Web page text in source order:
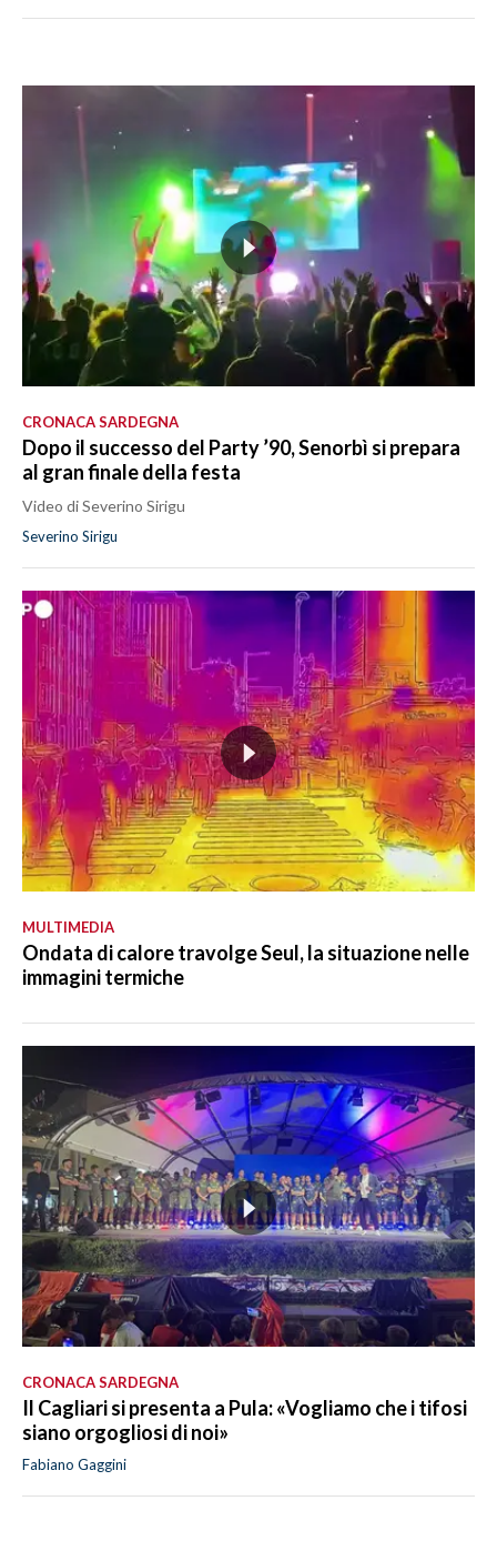
CRONACA SARDEGNA
Dopo il successo del Party ’90, Senorbì si prepara
al gran finale della festa
Video di Severino Sirigu
Severino Sirigu
MULTIMEDIA
Ondata di calore travolge Seul, la situazione nelle
immagini termiche
CRONACA SARDEGNA
Il Cagliari si presenta a Pula: «Vogliamo che i tifosi
siano orgogliosi di noi»
Fabiano Gaggini